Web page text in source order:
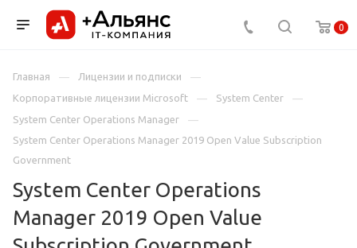
0
Главная
Лицензии и подписки
Корпоративные лицензии Microsoft
System Center
System Center Operations Manager
System Center Operations Manager 2019 Open Value Subscription
Government
System Center Operations
Manager 2019 Open Value